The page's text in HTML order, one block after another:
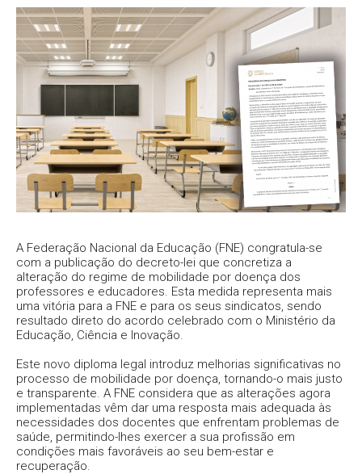
A Federação Nacional da Educação (FNE) congratula-se
com a publicação do decreto-lei que concretiza a
alteração do regime de mobilidade por doença dos
professores e educadores. Esta medida representa mais
uma vitória para a FNE e para os seus sindicatos, sendo
resultado direto do acordo celebrado com o Ministério da
Educação, Ciência e Inovação.
Este novo diploma legal introduz melhorias significativas no
processo de mobilidade por doença, tornando-o mais justo
e transparente. A FNE considera que as alterações agora
implementadas vêm dar uma resposta mais adequada às
necessidades dos docentes que enfrentam problemas de
saúde, permitindo-lhes exercer a sua profissão em
condições mais favoráveis ao seu bem-estar e
recuperação.